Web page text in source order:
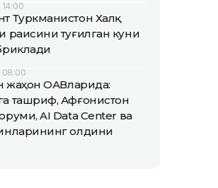
14:00
Туркманистон Халқ
раисини туғилган куни
08:00
жаҳон ОАВларида:
ташриф, Афғонистон
AI Data Center ва
олдини